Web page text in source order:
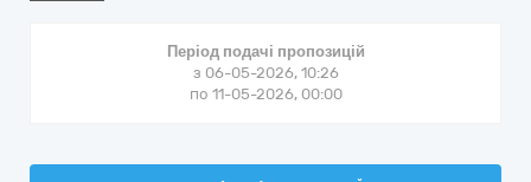
Період подачі пропозицій
з 06-05-2026, 10:26
по 11-05-2026, 00:00